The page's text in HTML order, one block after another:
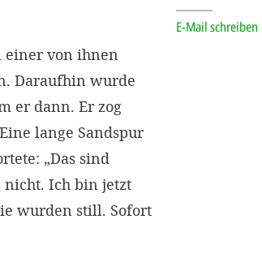
E-Mail schreiben
einer von ihnen
Daraufhin wurde
er dann. Er zog
lange Sandspur
„Das sind
nicht. Ich bin jetzt
wurden still. Sofort